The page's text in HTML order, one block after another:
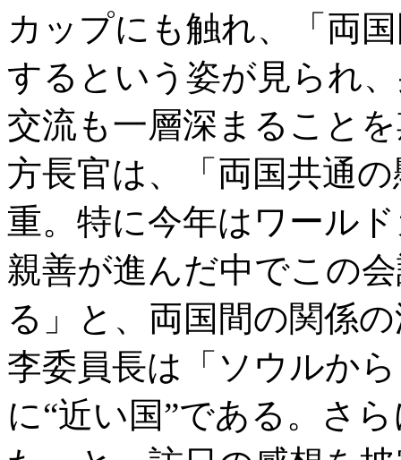
カップにも触れ、「両
するという姿が見られ
交流も一層深まること
方長官は、「両国共通
重。特に今年はワール
親善が進んだ中でこの
る」と、両国間の関係
李委員長は「ソウルか
に“近い国”である。さ